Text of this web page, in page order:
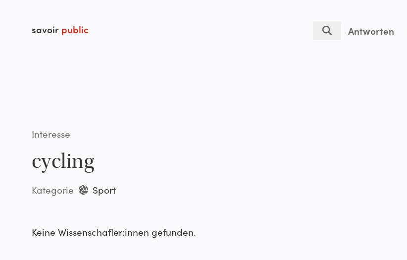
savoir public Antworten
Interesse
cycling
Kategorie Sport
Keine Wissenschafler:innen gefunden.